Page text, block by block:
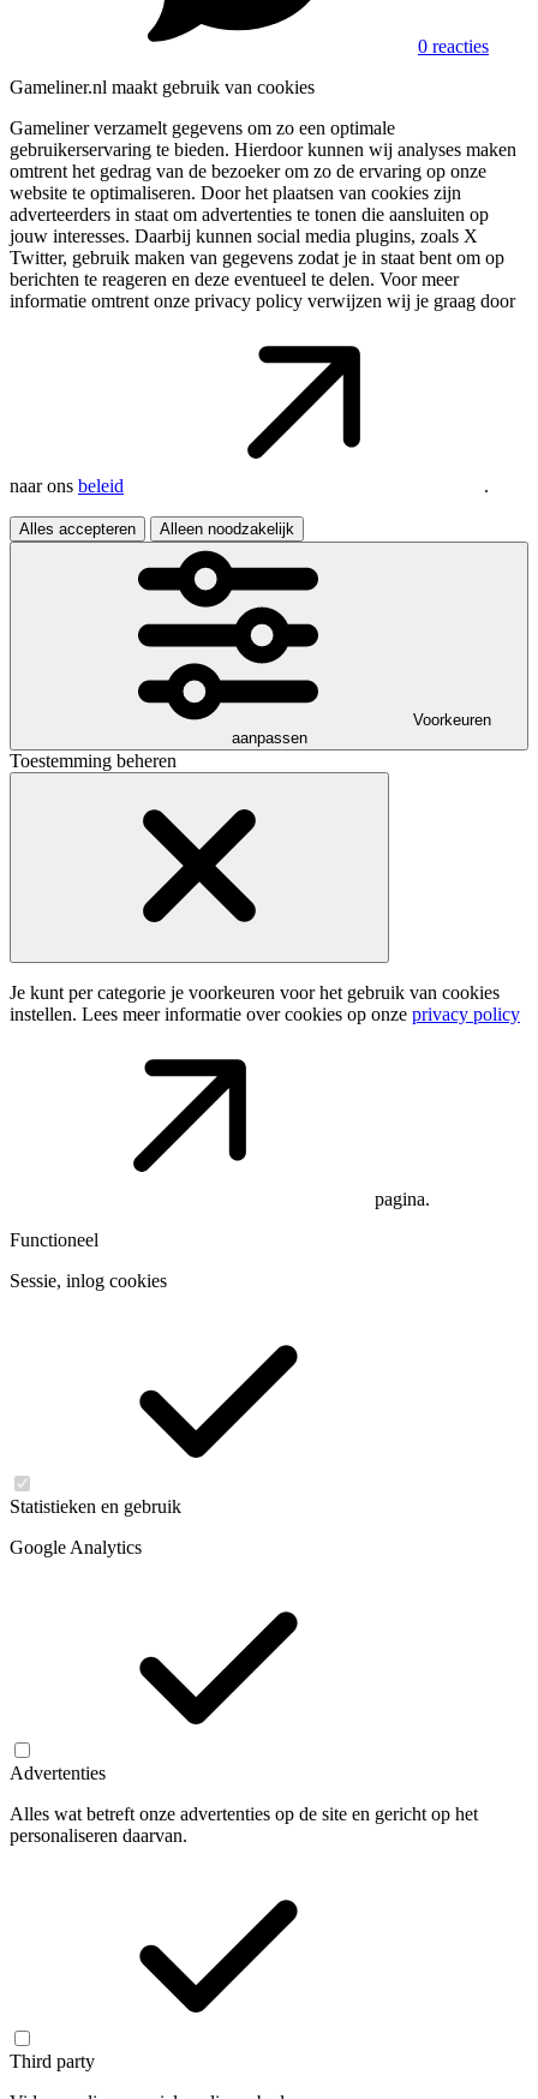
0 reacties
Gameliner.nl maakt gebruik van cookies
Gameliner verzamelt gegevens om zo een optimale
gebruikerservaring te bieden. Hierdoor kunnen wij analyses maken
omtrent het gedrag van de bezoeker om zo de ervaring op onze
website te optimaliseren. Door het plaatsen van cookies zijn
adverteerders in staat om advertenties te tonen die aansluiten op
jouw interesses. Daarbij kunnen social media plugins, zoals X
Twitter, gebruik maken van gegevens zodat je in staat bent om op
berichten te reageren en deze eventueel te delen. Voor meer
informatie omtrent onze privacy policy verwijzen wij je graag door
naar ons beleid .
Alles accepteren Alleen noodzakelijk
Voorkeuren
aanpassen
Toestemming beheren
Je kunt per categorie je voorkeuren voor het gebruik van cookies
instellen. Lees meer informatie over cookies op onze privacy policy
pagina.
Functioneel
Sessie, inlog cookies
Statistieken en gebruik
Google Analytics
Advertenties
Alles wat betreft onze advertenties op de site en gericht op het
personaliseren daarvan.
Third party